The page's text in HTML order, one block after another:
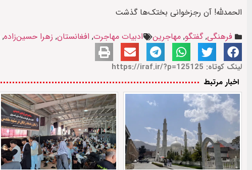
الحمدلله! آن رجزخوانی بختک‌ها گذشت
فرهنگی,گفتگو, مهاجرین ادبیات مهاجرت, افغانستان, زهرا حسین‌زاده,
لینک کوتاه: https://iraf.ir/?p=125125
اخبار مرتبط